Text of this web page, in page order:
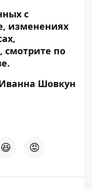
с
изменениях
смотрите по
.
Шовкун
😆 😡